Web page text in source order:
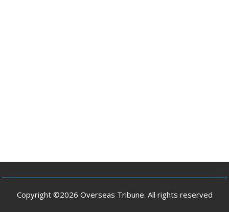
Copyright ©2026 Overseas Tribune. All rights reserved